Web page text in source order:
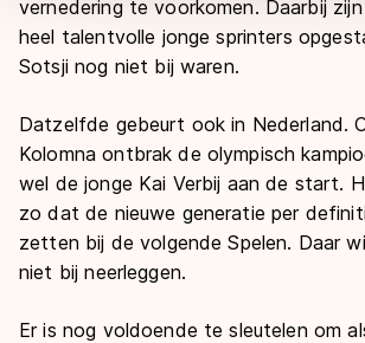
vernedering te voorkomen. Daarbij
heel talentvolle jonge sprinters
Sotsji nog niet bij waren.
Datzelfde gebeurt ook in Nederland.
Kolomna ontbrak de olympisch
wel de jonge Kai Verbij aan de start.
zo dat de nieuwe generatie per
zetten bij de volgende Spelen. Daar
niet bij neerleggen.
Er is nog voldoende te sleutelen om